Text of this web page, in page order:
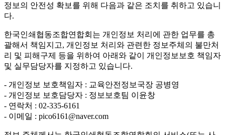
정보의 안전성 확보를 위해 다음과 같은 조치를 취하고 있습니
다.
한국인쇄협동조합연합회는 개인정보 처리에 관한 업무를 총
괄해서 책임지고, 개인정보 처리와 관련한 정보주체의 불만처
리 및 피해구제 등을 위하여 아래와 같이 개인정보보호 책임자
및 실무담당자를 지정하고 있습니다.
- 개인정보 보호책임자 : 교육안전정보국장 공병영
- 개인정보 보호담당자 : 정보보호팀 이윤창
- 연락처 : 02-335-6161
- 이메일 : pico6161@naver.com